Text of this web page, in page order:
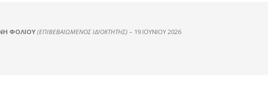
ΦΟΛΙΟΥ(ΕΠΙΒΕΒΑΙΩΜΈΝΟΣ ΙΔΙΟΚΤΉΤΗΣ) – 19 ΙΟΥΝΊΟΥ 2026